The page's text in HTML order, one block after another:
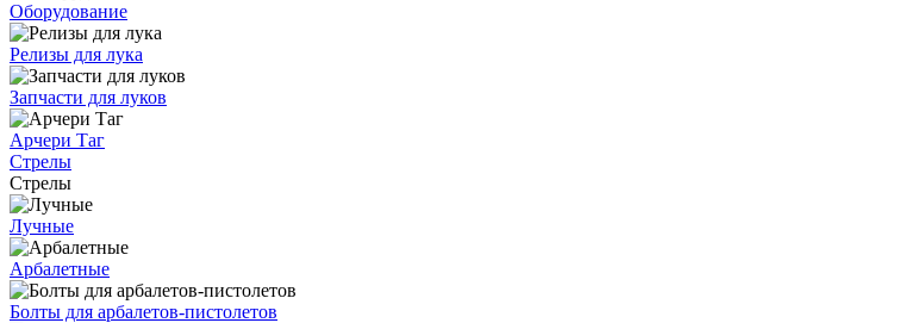
Оборудование
Релизы для лука
Запчасти для луков
Арчери Таг
Стрелы
Стрелы
Лучные
Арбалетные
Болты для арбалетов-пистолетов